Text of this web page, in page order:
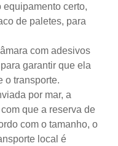
equipamento certo,
de paletes, para
com adesivos
garantir que ela
o transporte.
por mar, a
que a reserva de
com o tamanho, o
local é